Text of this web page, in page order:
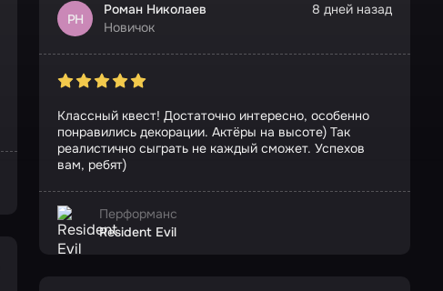
РН
Роман Николаев
Новичок
8 дней назад
Классный квест! Достаточно интересно, особенно
понравились декорации. Актёры на высоте) Так
реалистично сыграть не каждый сможет. Успехов
вам, ребят)
Перформанс
Resident Evil